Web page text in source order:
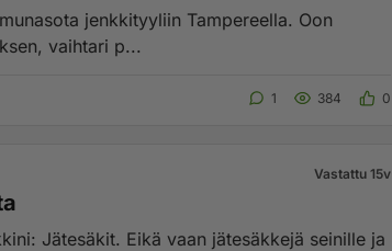
jenkkityyliin Tampereella. Oon
vaihtari p...
1 384 0
Vastattu 15v
Jätesäkit. Eikä vaan jätesäkkejä seinille ja